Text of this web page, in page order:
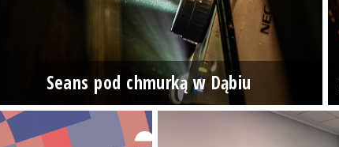
Seans pod chmurką w Dąbiu